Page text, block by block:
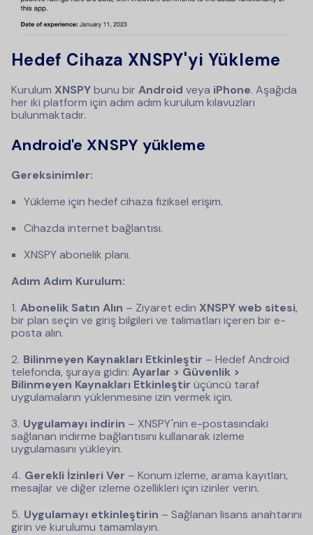
Hedef Cihaza XNSPY'yi Yükleme
Kurulum XNSPYbunu birAndroid veya iPhone. Aşağıda
her iki platform için adım adım kurulum kılavuzları
bulunmaktadır.
Android'e XNSPY yükleme
Gereksinimler:
Yükleme için hedef cihaza fiziksel erişim.
Cihazda internet bağlantısı.
XNSPY abonelik planı.
Adım Adım Kurulum:
Abonelik Satın Alın – Ziyaret edin XNSPY web sitesi,
bir plan seçin ve giriş bilgileri ve talimatları içeren bir e-
posta alın.
Bilinmeyen Kaynakları Etkinleştir – Hedef Android
telefonda, şuraya gidin: Ayarlar > Güvenlik >
Bilinmeyen Kaynakları Etkinleştir üçüncü taraf
uygulamaların yüklenmesine izin vermek için.
Uygulamayı indirin – XNSPY'nin e-postasındaki
sağlanan indirme bağlantısını kullanarak izleme
uygulamasını yükleyin.
Gerekli İzinleri Ver – Konum izleme, arama kayıtları,
mesajlar ve diğer izleme özellikleri için izinler verin.
Uygulamayı etkinleştirin – Sağlanan lisans anahtarını
girin ve kurulumu tamamlayın.